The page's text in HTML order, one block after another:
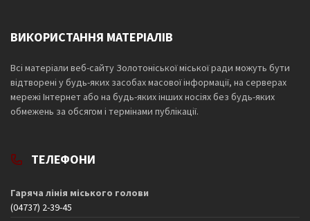
ВИКОРИСТАННЯ МАТЕРІАЛІВ
Всі матеріали веб-сайту Золотоніської міської ради можуть бути
відтворені у будь-яких засобах масової інформації, на серверах
мережі Інтернет або на будь-яких інших носіях без будь-яких
обмежень за обсягом і термінами публікації.
ТЕЛЕФОНИ
Гаряча лінія міського голови
(04737) 2-39-45